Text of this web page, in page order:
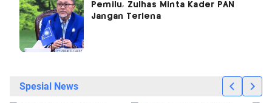
Pemilu, Zulhas Minta Kader PAN
Jangan Terlena